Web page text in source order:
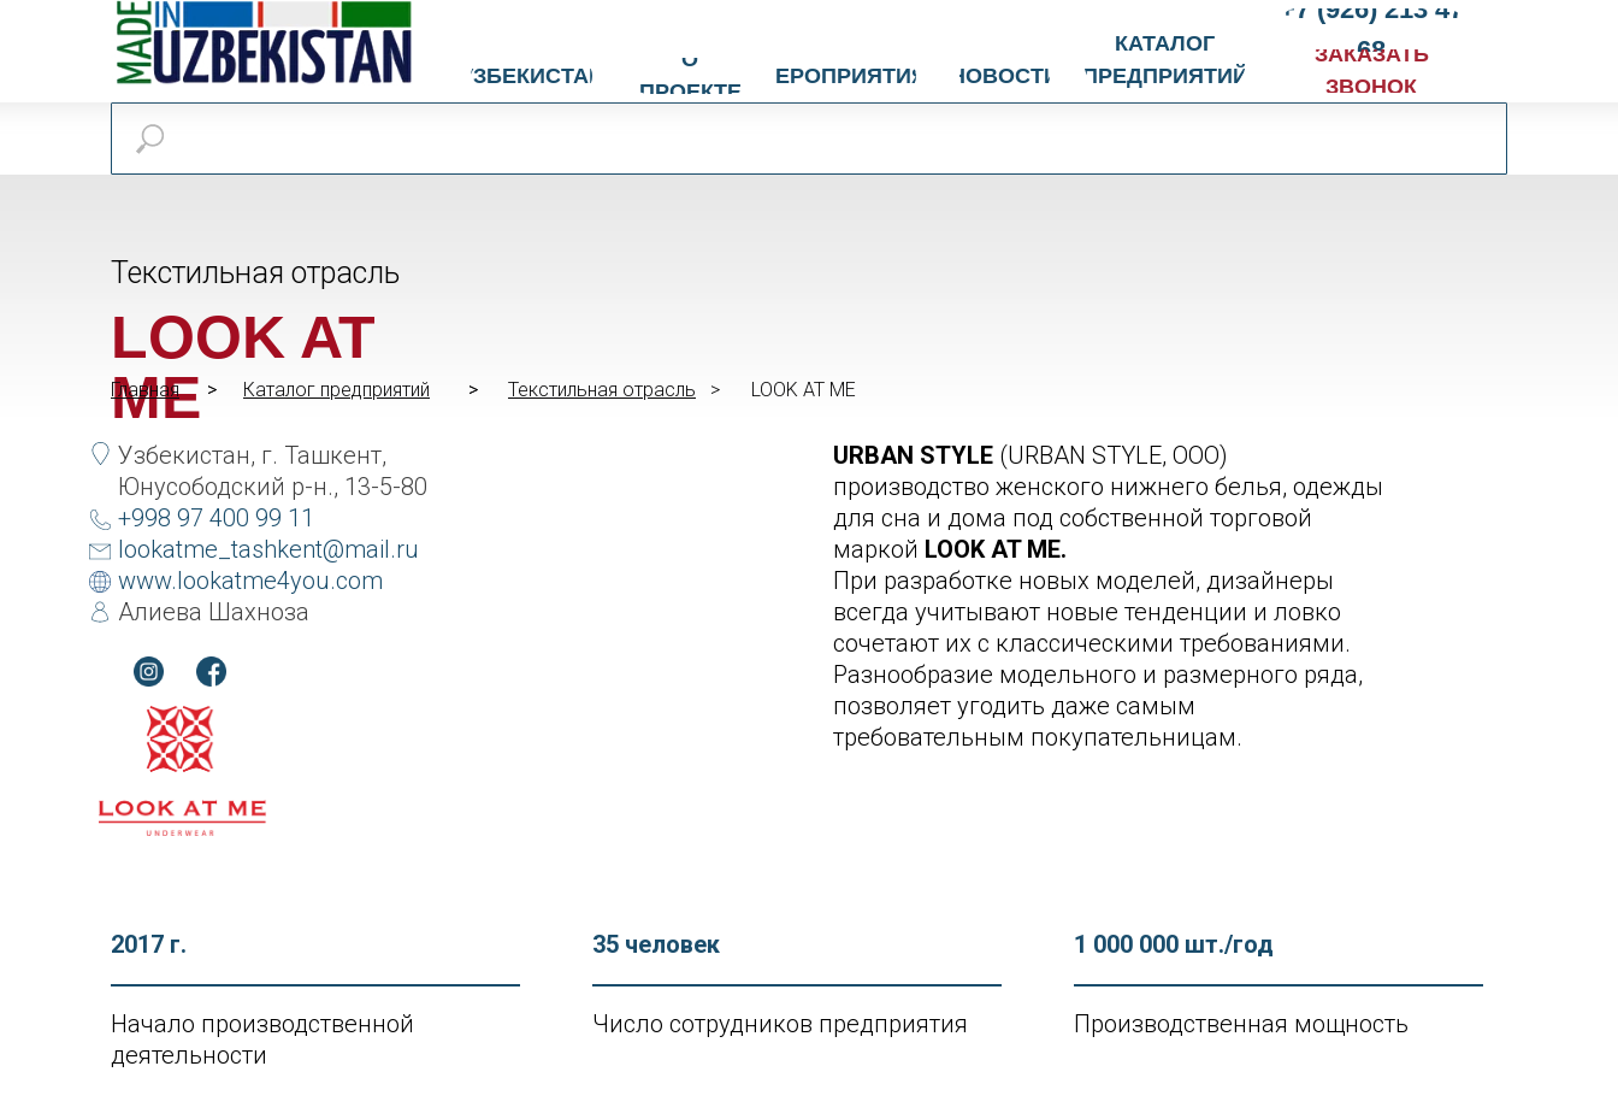
УЗБЕКИСТАН
О
ПРОЕКТЕ
МЕРОПРИЯТИЯ НОВОСТИ
КАТАЛОГ
ПРЕДПРИЯТИЙ
+7 (926) 213 47
68
ЗАКАЗАТЬ
ЗВОНОК
LOOK AT
ME
Текстильная отрасль
Главная > Каталог предприятий > Текстильная отрасль > LOOK AT ME
> >
URBAN STYLE (URBAN STYLE, ООО)
производство женского нижнего белья, одежды
для сна и дома под собственной торговой
маркой LOOK AT ME.
При разработке новых моделей, дизайнеры
всегда учитывают новые тенденции и ловко
сочетают их с классическими требованиями.
Разнообразие модельного и размерного ряда,
позволяет угодить даже самым
требовательным покупательницам.
Узбекистан, г. Ташкент,
Юнусободский р-н., 13-5-80
+998 97 400 99 11
lookatme_tashkent@mail.ru
www.lookatme4you.com
Алиева Шахноза
2017 г.
Начало производственной
деятельности
35 человек
Число сотрудников предприятия
1 000 000 шт./год
Производственная мощность